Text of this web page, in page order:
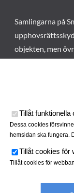
Samlingarna på
objekten, men
Tillåt funktionella
Dessa cookies
hemsidan ska fungera.
Tillåt cookies för
Tillåt cookies för